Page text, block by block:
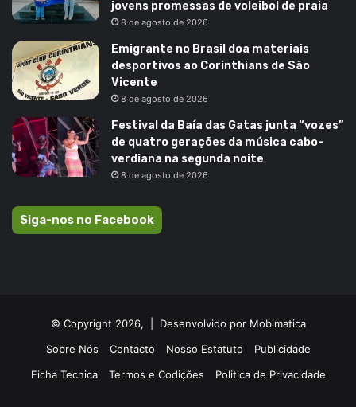
jovens promessas de voleibol de praia
8 de agosto de 2026
Emigrante no Brasil doa materiais
desportivos ao Corinthians de São
Vicente
8 de agosto de 2026
Festival da Baía das Gatas junta “vozes”
de quatro gerações da música cabo-
verdiana na segunda noite
8 de agosto de 2026
Siga-nos no Facebook
© Copyright 2026, | Desenvolvido por Mobimatica
Sobre Nós
Contacto Nosso Estatuto
Publicidade
Ficha Tecnica
Termos e Codições Politica de Privacidade